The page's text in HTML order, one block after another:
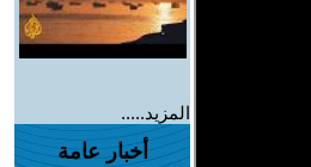
المزيد.....
أخبار عامة